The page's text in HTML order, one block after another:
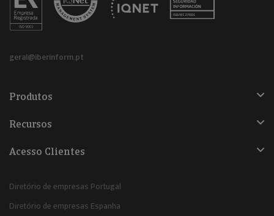
geral@iberinform.pt
Produtos
Recursos
Acesso Clientes
Diretório de empresas Portugal
Diretório de empresas Espanha